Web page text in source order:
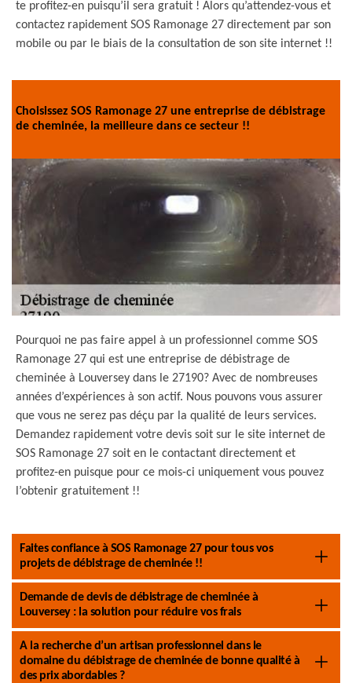
te profitez-en puisqu’il sera gratuit ! Alors qu’attendez-vous et
contactez rapidement SOS Ramonage 27 directement par son
mobile ou par le biais de la consultation de son site internet !!
Choisissez SOS Ramonage 27 une entreprise de débistrage
de cheminée, la meilleure dans ce secteur !!
Pourquoi ne pas faire appel à un professionnel comme SOS
Ramonage 27 qui est une entreprise de débistrage de
cheminée à Louversey dans le 27190? Avec de nombreuses
années d’expériences à son actif. Nous pouvons vous assurer
que vous ne serez pas déçu par la qualité de leurs services.
Demandez rapidement votre devis soit sur le site internet de
SOS Ramonage 27 soit en le contactant directement et
profitez-en puisque pour ce mois-ci uniquement vous pouvez
l’obtenir gratuitement !!
Faites confiance à SOS Ramonage 27 pour tous vos
projets de débistrage de cheminée !!
Demande de devis de débistrage de cheminée à
Louversey : la solution pour réduire vos frais
A la recherche d’un artisan professionnel dans le
domaine du débistrage de cheminée de bonne qualité à
des prix abordables ?